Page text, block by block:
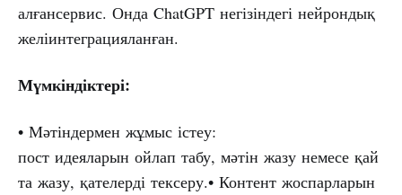
алғансервис. Онда ChatGPT негізіндегі нейрондық
желіинтеграцияланған.
Мүмкіндіктері:
• Мәтіндермен жұмыс істеу:
пост идеяларын ойлап табу, мәтін жазу немесе қай
та жазу, қателерді тексеру.• Контент жоспарларын